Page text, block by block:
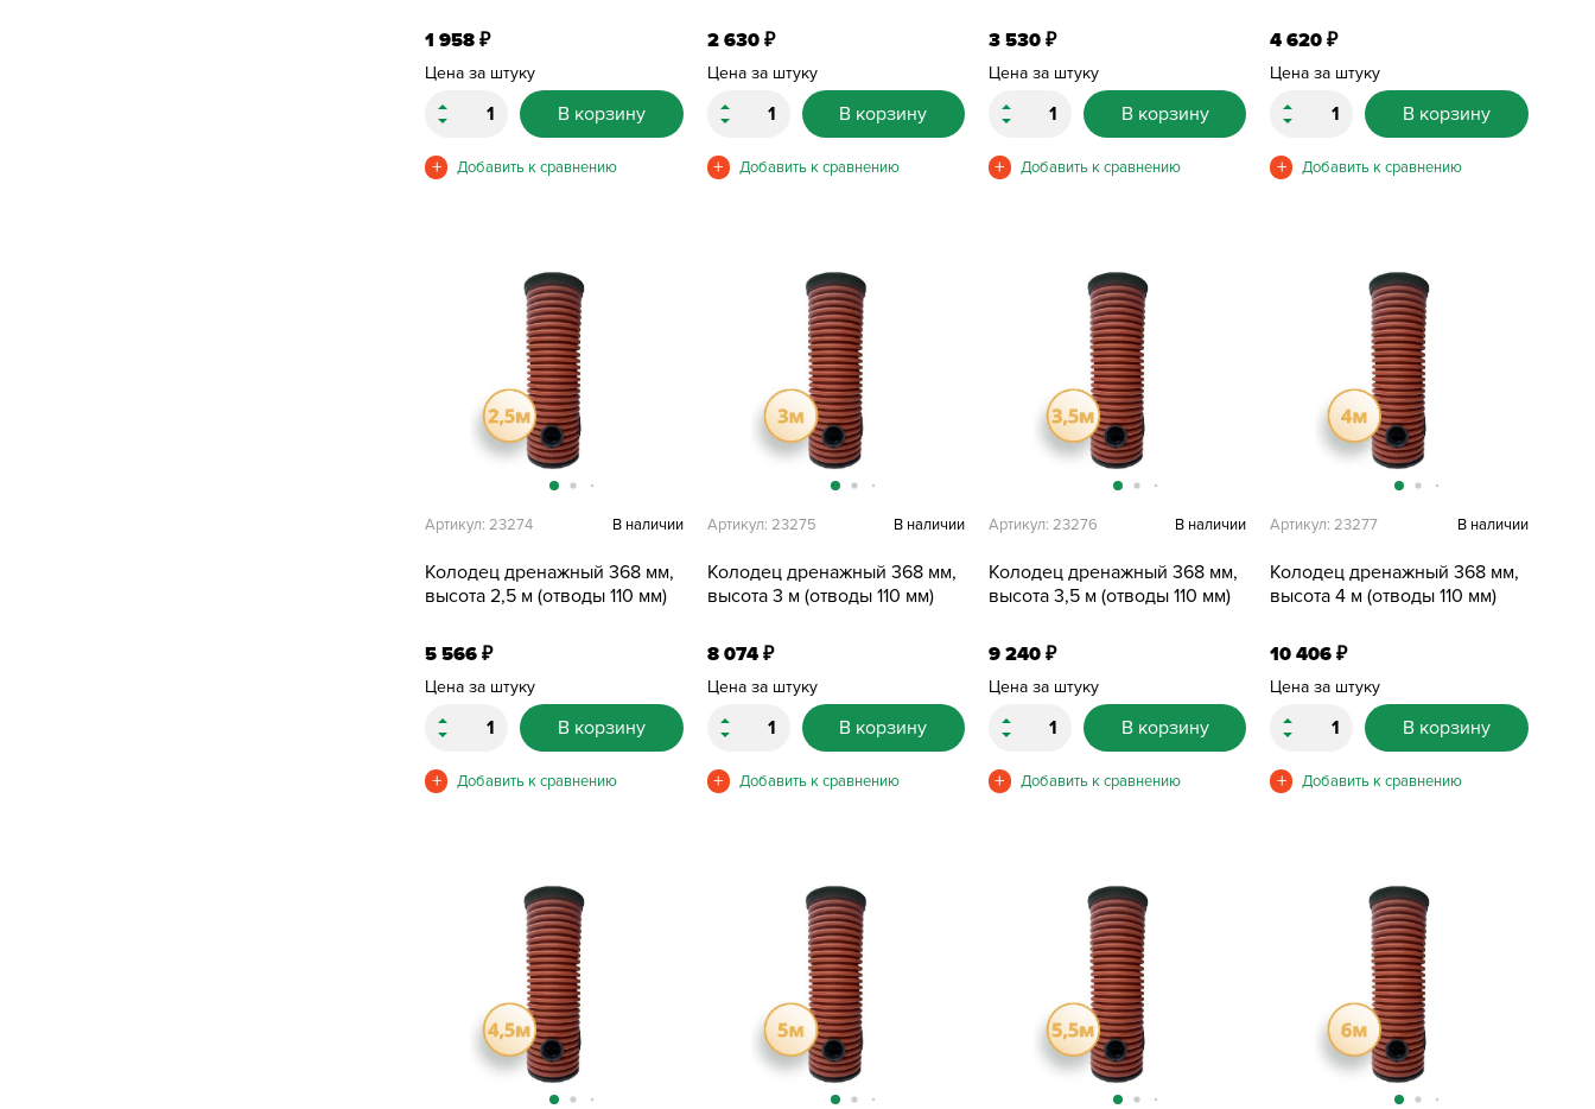
1 958₽
Цена за штуку
В корзину
2 630 ₽
Цена за штуку
В корзину
3 530 ₽
Цена за штуку
В корзину
4 620₽
Цена за штуку
В корзину
Колодец дренажный 368 мм,
высота 2,5 м (отводы 110 мм)
Артикул: 23274 В наличии
5 566₽
Цена за штуку
В корзину
Колодец дренажный 368 мм,
высота 3 м (отводы 110 мм)
Артикул: 23275 В наличии
8 074 ₽
Цена за штуку
В корзину
Колодец дренажный 368 мм,
высота 3,5 м (отводы 110 мм)
Артикул: 23276 В наличии
9 240 ₽
Цена за штуку
В корзину
Колодец дренажный 368 мм,
высота 4 м (отводы 110 мм)
Артикул: 23277 В наличии
10 406₽
Цена за штуку
В корзину